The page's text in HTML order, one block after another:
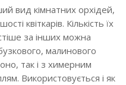
вид кімнатних орхідей,
квіткарів. Кількість їх
за інших можна
малинового
так і з химерним
Використовується і як